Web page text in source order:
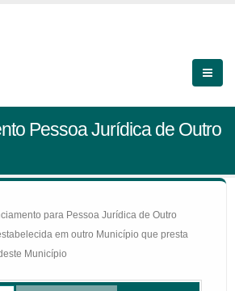
Pessoa Jurídica de Outro
para Pessoa Jurídica de Outro
em outro Município que presta
Município